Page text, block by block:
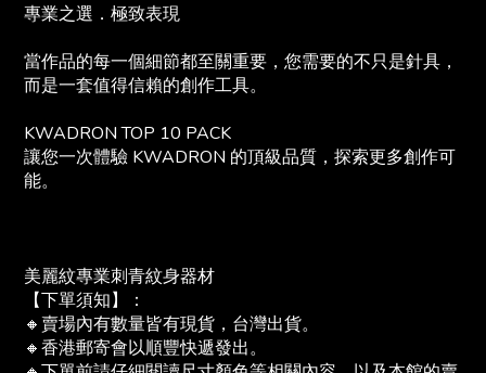
專業之選．極致表現
當作品的每一個細節都至關重要，您需要的不只是針具，
而是一套值得信賴的創作工具。
KWADRON TOP 10 PACK
讓您一次體驗 KWADRON 的頂級品質，探索更多創作可
能。
美麗紋專業刺青紋身器材
【下單須知】：
🔸賣場內有數量皆有現貨，台灣出貨。
🔸香港郵寄會以順豐快遞發出。